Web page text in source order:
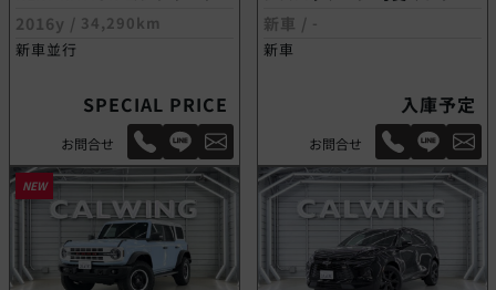
2016y / 34,290km
新車並行
SPECIAL PRICE
お問合せ
新車 / -
新車
入庫予定
お問合せ
NEW